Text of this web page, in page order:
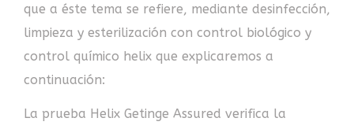
que a éste tema se refiere, mediante desinfección,
limpieza y esterilización con control biológico y
control químico helix que explicaremos a
continuación:
La prueba Helix Getinge Assured verifica la